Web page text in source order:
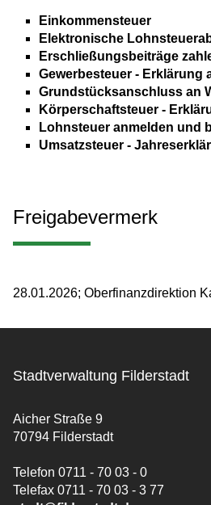
Einkommensteuer
Elektronische
Erschließungsbeiträge
Gewerbesteuer - Erklärung
Grundstücksanschluss an
Körperschaftsteuer -
Lohnsteuer anmelden und
Umsatzsteuer -
Freigabevermerk
28.01.2026; Oberfinanzdirektion
Stadtverwaltung Filderstadt
Aicher Straße 9
70794 Filderstadt
Telefon 0711 - 70 03 - 0
Telefax 0711 - 70 03 - 3 77